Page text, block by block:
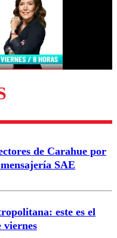
Enviar comentario
de Carahue por
SAE
este es el
viernes